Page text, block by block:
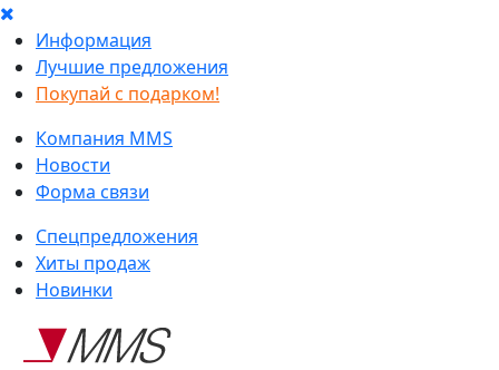
Информация
Лучшие предложения
Покупай с подарком!
Компания MMS
Новости
Форма связи
Спецпредложения
Хиты продаж
Новинки